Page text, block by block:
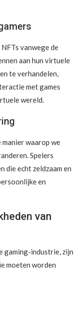
vanwege de
aan hun virtuele
te verhandelen,
met games
wereld.
manier waarop we
Spelers
die echt zeldzaam en
en
van
gaming-industrie, zijn
moeten worden